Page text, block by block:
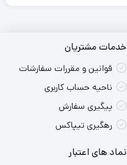
خدمات مشتریان
قوانین و مقررات سفارشات
ناحیه حساب کاربری
پیگیری سفارش
رهگیری تیپاکس
نماد های اعتبار